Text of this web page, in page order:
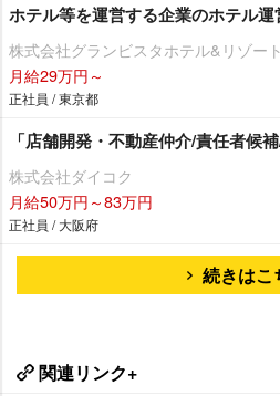
ホテル等を運営する企業のホテル運
株式会社グランビスタホテル&リゾート
月給29万円～
正社員 / 東京都
「店舗開発・不動産仲介/責任者候
株式会社ダイコク
月給50万円～83万円
正社員 / 大阪府
続きはこ
関連リンク+